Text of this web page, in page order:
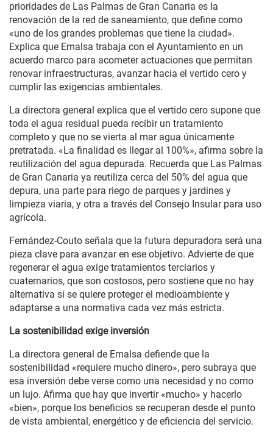
prioridades de Las Palmas de Gran Canaria es la
renovación de la red de saneamiento, que define como
«uno de los grandes problemas que tiene la ciudad».
Explica que Emalsa trabaja con el Ayuntamiento en un
acuerdo marco para acometer actuaciones que permitan
renovar infraestructuras, avanzar hacia el vertido cero y
cumplir las exigencias ambientales.
La directora general explica que el vertido cero supone que
toda el agua residual pueda recibir un tratamiento
completo y que no se vierta al mar agua únicamente
pretratada. «La finalidad es llegar al 100%», afirma sobre la
reutilización del agua depurada. Recuerda que Las Palmas
de Gran Canaria ya reutiliza cerca del 50% del agua que
depura, una parte para riego de parques y jardines y
limpieza viaria, y otra a través del Consejo Insular para uso
agrícola.
Fernández-Couto señala que la futura depuradora será una
pieza clave para avanzar en ese objetivo. Advierte de que
regenerar el agua exige tratamientos terciarios y
cuaternarios, que son costosos, pero sostiene que no hay
alternativa si se quiere proteger el medioambiente y
adaptarse a una normativa cada vez más estricta.
La sostenibilidad exige inversión
La directora general de Emalsa defiende que la
sostenibilidad «requiere mucho dinero», pero subraya que
esa inversión debe verse como una necesidad y no como
un lujo. Afirma que hay que invertir «mucho» y hacerlo
«bien», porque los beneficios se recuperan desde el punto
de vista ambiental, energético y de eficiencia del servicio.